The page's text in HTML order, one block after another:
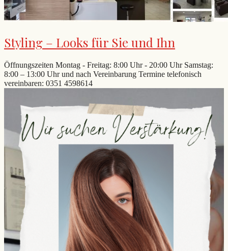
Styling – Looks für Sie und Ihn
Öffnungszeiten Montag - Freitag: 8:00 Uhr - 20:00 Uhr Samstag:
8:00 – 13:00 Uhr und nach Vereinbarung Termine telefonisch
vereinbaren: 0351 4598614